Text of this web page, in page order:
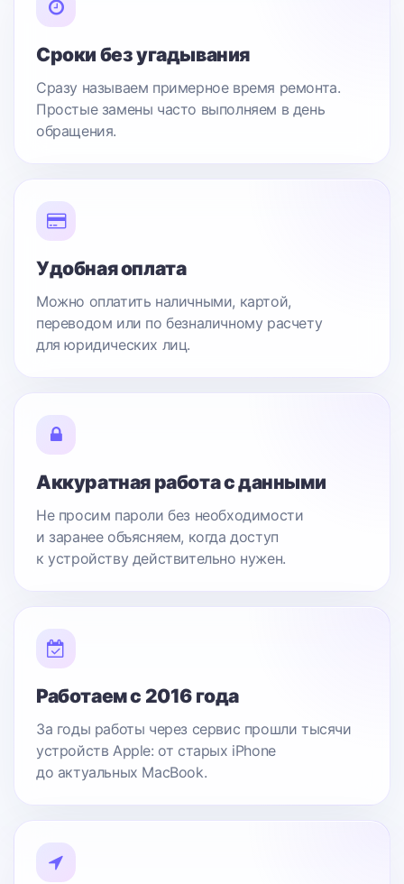
Сроки без угадывания
Сразу называем примерное время ремонта.
Простые замены часто выполняем в день
обращения.
Удобная оплата
Можно оплатить наличными, картой,
переводом или по безналичному расчету
для юридических лиц.
Аккуратная работа с данными
Не просим пароли без необходимости
и заранее объясняем, когда доступ
к устройству действительно нужен.
Работаем с 2016 года
За годы работы через сервис прошли тысячи
устройств Apple: от старых iPhone
до актуальных MacBook.